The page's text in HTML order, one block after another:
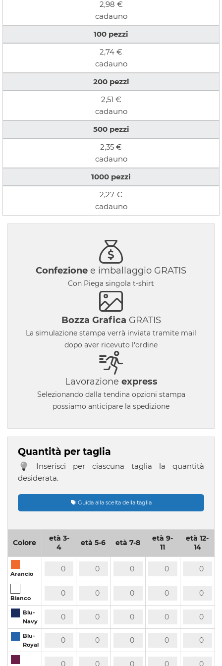
Stampa personalizzazione t-shirt:
personalizzabili con stampa in serigrafia diretta ad uno
o più colori, in diverse posizioni e con effetti speciali.
ORDINE MINIMO 1 PEZZO
2,98 €
cadauno
100 pezzi
2,74 €
cadauno
200 pezzi
2,51 €
cadauno
500 pezzi
2,35 €
cadauno
1000 pezzi
2,27 €
cadauno
Confezione e imballaggio GRATIS
Con Piega singola t-shirt
Bozza Grafica GRATIS
La simulazione stampa verrà inviata tramite mail
dopo aver ricevuto l'ordine
Lavorazione express
Selezionando dalla tendina opzioni stampa
possiamo anticipare la spedizione
Quantità per taglia
Inserisci per ciascuna taglia la quantità
desiderata.
Guida alla scelta della taglia
Colore
età 3-
4
età 5-6 età 7-8
età 9-
11
età 12-
14
Arancio
Bianco
Blu-
Navy
Blu-
Royal